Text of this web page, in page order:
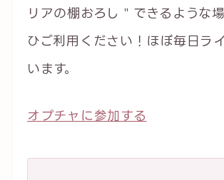
リアの棚おろし＂できるような
ひご利用ください！ほぼ毎日ラ
います。
オプチャに参加する